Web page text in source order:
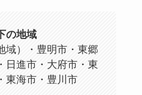
の地域
域）・豊明市・東郷
日進市・大府市・東
東海市・豊川市